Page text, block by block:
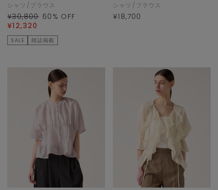
シャツ/ブラウス
¥30,800 60 % OFF
¥12,320
SALE 雑誌掲載
シャツ/ブラウス
¥18,700